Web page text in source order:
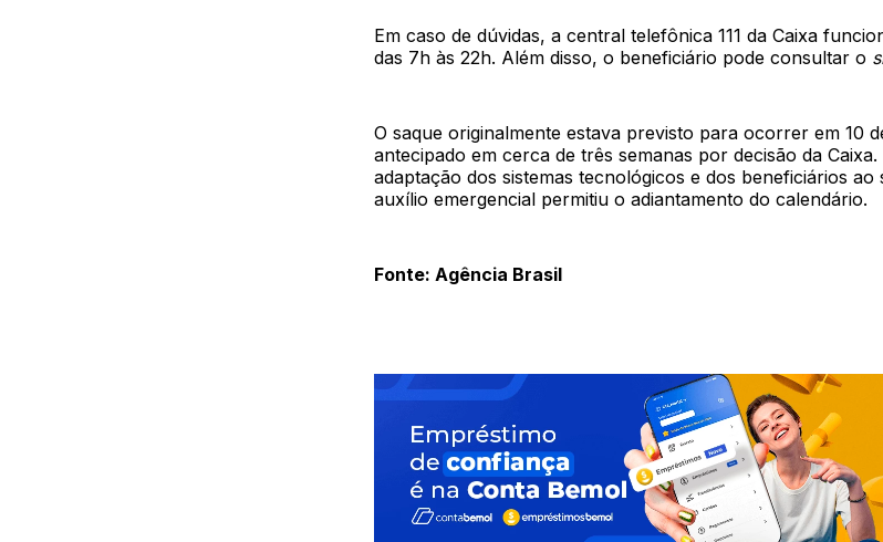
Em caso de dúvidas, a central telefônica 111 da Caixa
das 7h às 22h. Além disso, o beneficiário pode consultar o
O saque originalmente estava previsto para ocorrer em 10
antecipado em cerca de três semanas por decisão da
adaptação dos sistemas tecnológicos e dos beneficiários ao
auxílio emergencial permitiu o adiantamento do calendário.
Fonte: Agência Brasil